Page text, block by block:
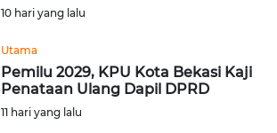
10 hari yang lalu
Utama
Pemilu 2029, KPU Kota Bekasi Kaji
Penataan Ulang Dapil DPRD
11 hari yang lalu